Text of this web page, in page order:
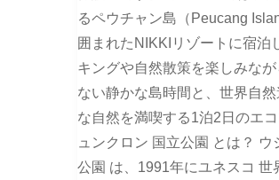
るペウチャン島（Peucang
囲まれたNIKKIリゾートに宿泊
キングや自然散策を楽しみな
ない静かな島時間と、世界自
な自然を満喫する1泊2日のエ
ュンクロン 国立公園 とは？ ウ
公園 は、1991年にユネスコ 世